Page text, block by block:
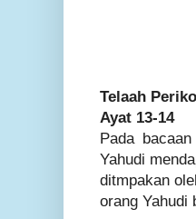
Telaah
Ayat 13-14
Pada
Yahudi
ditmpakan
orang Yahudi